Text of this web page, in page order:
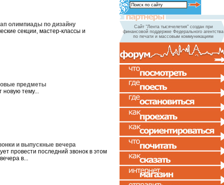
олимпиады по дизайну
секции, мастер-классы и
предметы
новую тему...
и выпускные вечера
провести последний звонок в этом
в...
Сайт "Лента тысячелетия" создан при
финансовой поддержке Федерального агентства
по печати и массовым коммуникациям